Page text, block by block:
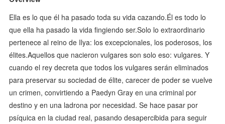
Ella es lo que él ha pasado toda su vida cazando.Él es todo lo
que ella ha pasado la vida fingiendo ser.Solo lo extraordinario
pertenece al reino de Ilya: los excepcionales, los poderosos, los
élites.Aquellos que nacieron vulgares son solo eso: vulgares. Y
cuando el rey decreta que todos los vulgares serán eliminados
para preservar su sociedad de élite, carecer de poder se vuelve
un crimen, convirtiendo a Paedyn Gray en una criminal por
destino y en una ladrona por necesidad. Se hace pasar por
psíquica en la ciudad real, pasando desapercibida para seguir